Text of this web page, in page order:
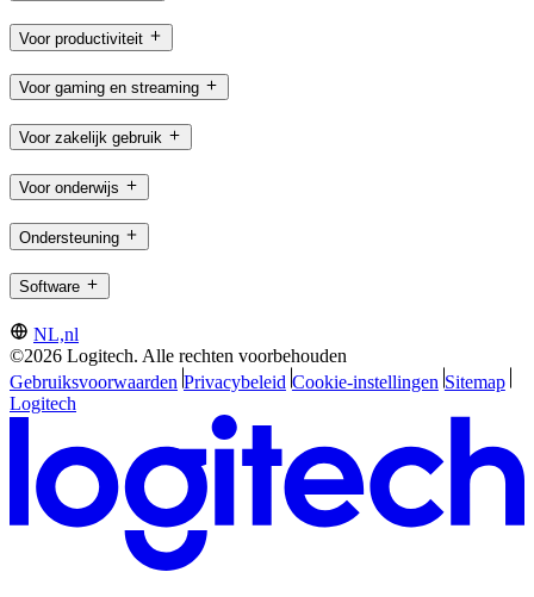
Voor productiviteit
Voor gaming en streaming
Voor zakelijk gebruik
Voor onderwijs
Ondersteuning
Software
NL,nl
©2026 Logitech. Alle rechten voorbehouden
Gebruiksvoorwaarden Privacybeleid Cookie-instellingen Sitemap
Logitech